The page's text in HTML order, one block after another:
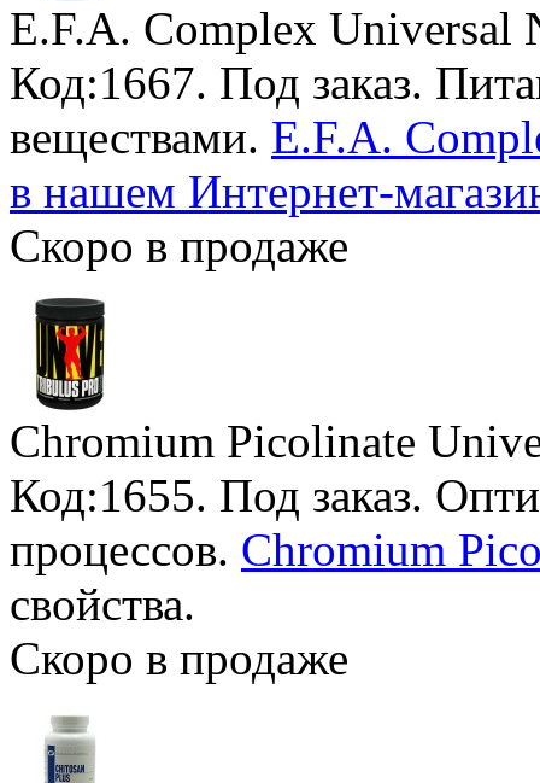
E.F.A. Complex Universal
Код:1667. Под заказ.
веществами. E.F.A.
в нашем Интернет-
Скоро в продаже
Chromium Picolinate
Код:1655. Под заказ.
процессов. Chromium
свойства.
Скоро в продаже